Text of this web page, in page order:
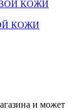
КОЖИ
и может